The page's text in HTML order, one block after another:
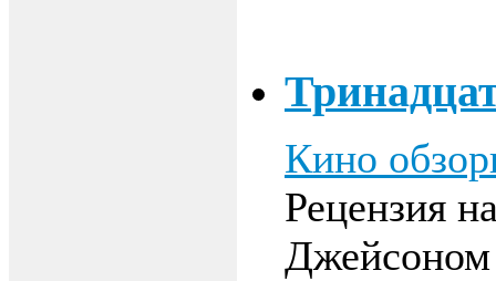
Кино
Рецензия